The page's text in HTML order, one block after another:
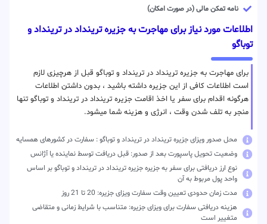
نامه تمکن مالی (در صورت امکان)
اطلاعات مورد نیاز برای مهاجرت به جزیره ترینداد در ترینداد‌ و
توباگو
برای مهاجرت به جزیره ترینداد در ترینداد‌ و توباگو قبل از هرچیزی لازم
است اطلاعات کافی از این جزیره داشته باشید ، بدون داشتن اطلاعات
هرگونه اقدام برای سفر یا اخذ اقامت جزیره ترینداد در ترینداد‌ و توباگو تنها
منجر به تلف شدن وقت ، انرژی و هزینه شما میشود.
محل صدور ویزای جزیره ترینداد در ترینداد‌ و توباگو : سفارت در کشورهای همسایه
وضعیت تحویل پاسپورت بعد از صدور: قبل دریافت توسط نماینده یا آژانس
نوع ارز دریافتی برای سفر به جزیره جزیره ترینداد در ترینداد‌ و توباگو بر اساس
واحد پول مربوط به آن
مدت زمان حدودی تعیین وقت سفارت ویزای جزیره: 20 تا 21 روز
هزینه دریافتی سفارت برای ویزای جزیره: متناسب با شرایط زمانی و متقاضی
متغییر است